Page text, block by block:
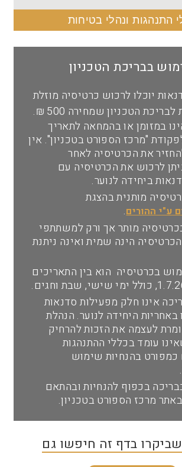
התנהגות ונהלי בטיחות
בבריכת הטכניון
יוכלו לרכוש כרטיסיה מוזלת
במזומן או בהמחאה לתאריך
"מרכז הספורט בטכניון". אין
את הכרטיסיה לאחר
לרכוש את הכרטיסיה עם
ביחידה לנוער.
מותנית בהצגת
ע"י ההורים.
מותר אך ורק למשתתפי
הינה שמית ואינה ניתנת
בכרטיסיה הוא בין התאריכים
שבת וחגים.
אינו חלק מפעילות סדנאות
באחריות היחידה לנוער. הנהלת
לעצמה את הזכות להרחיק
עומד בכללי ההתנהגות
בהנחיות שימוש
בכפוף להנחיות ובהתאם
מרכז הספורט בטכניון.
בדף זה חיפשו גם